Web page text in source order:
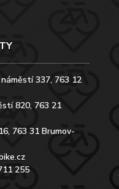
337, 763 12
820, 763 21
763 31 Brumov-
255